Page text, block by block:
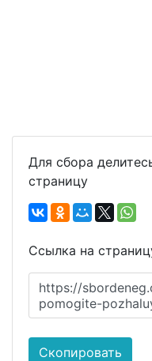
Для сбора
страницу
Ссылка на
https://
pomogite-
Скопировать